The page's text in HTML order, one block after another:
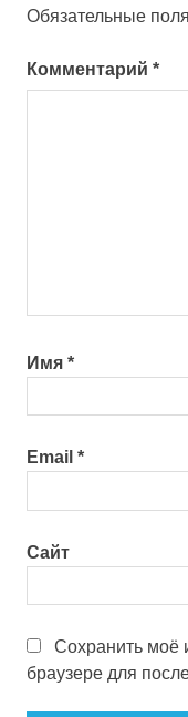
Обязательные
Комментарий *
Имя *
Email *
Сайт
Сохранить моё
браузере для